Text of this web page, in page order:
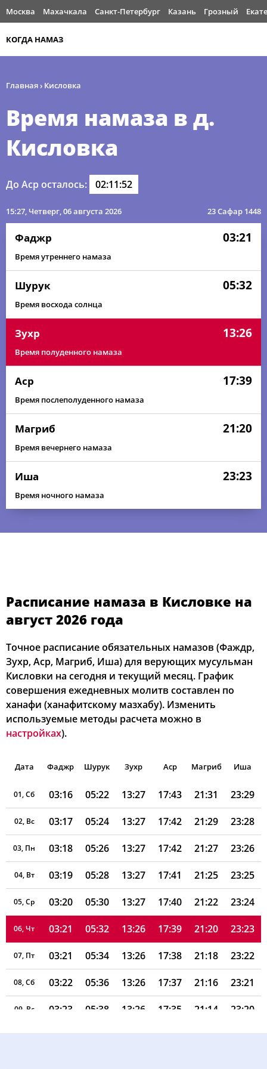
Москва Махачкала Санкт-Петербург Казань Грозный
КОГДА НАМАЗ
Главная› Кисловка
Время намаза в д.
Кисловка
До Аср осталось: 02:11:52
15:27, Четверг, 06 августа 2026 23 Сафар 1448
Фаджр 03:21
Время утреннего намаза
Шурук 05:32
Время восхода солнца
Зухр 13:26
Время полуденного намаза
Аср 17:39
Время послеполуденного намаза
Магриб 21:20
Время вечернего намаза
Иша 23:23
Время ночного намаза
Расписание намаза в Кисловке на
август 2026 года
Точное расписание обязательных намазов (Фаждр,
Зухр, Аср, Магриб, Иша) для верующих мусульман
Кисловки на сегодня и текущий месяц. График
совершения ежедневных молитв составлен по
ханафи (ханафитскому мазхабу). Изменить
используемые методы расчета можно в
настройках).
Дата Фаджр Шурук Зухр Аср Магриб Иша
01, Сб 03:16 05:22 13:27 17:43 21:31 23:29
02, Вс 03:17 05:24 13:27 17:42 21:29 23:28
03, Пн 03:18 05:26 13:27 17:42 21:27 23:26
04, Вт 03:19 05:28 13:27 17:41 21:25 23:25
05, Ср 03:20 05:30 13:27 17:40 21:22 23:24
06, Чт 03:21 05:32 13:26 17:39 21:20 23:23
07, Пт 03:21 05:34 13:26 17:38 21:18 23:22
08, Сб 03:22 05:36 13:26 17:37 21:16 23:21
09, Вс 03:23 05:38 13:26 17:35 21:14 23:20
10, Пн 03:24 05:40 13:26 17:34 21:11 23:18